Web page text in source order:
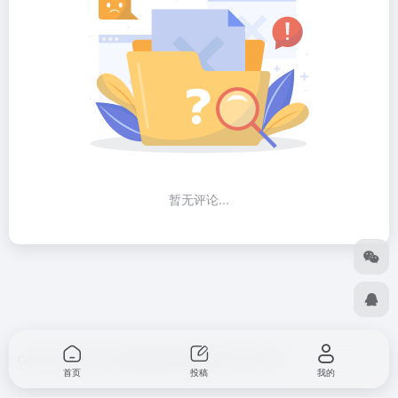
暂无评论...
Copyright © 2026 冀ICP备2025118063号-1
首页 投稿 我的